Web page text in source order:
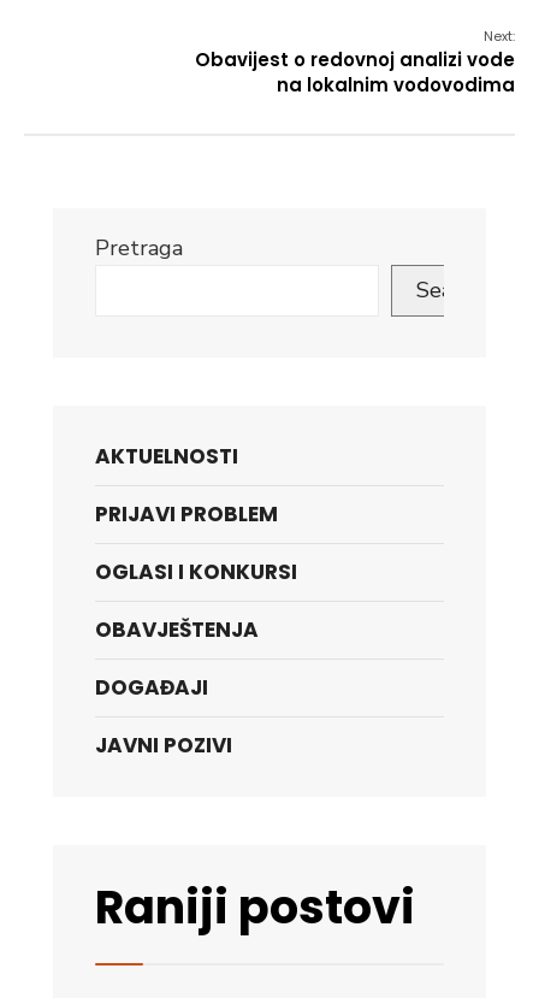
Next:
Obavijest o redovnoj analizi vode
na lokalnim vodovodima
Pretraga
Search
AKTUELNOSTI
PRIJAVI PROBLEM
OGLASI I KONKURSI
OBAVJEŠTENJA
DOGAĐAJI
JAVNI POZIVI
Raniji postovi